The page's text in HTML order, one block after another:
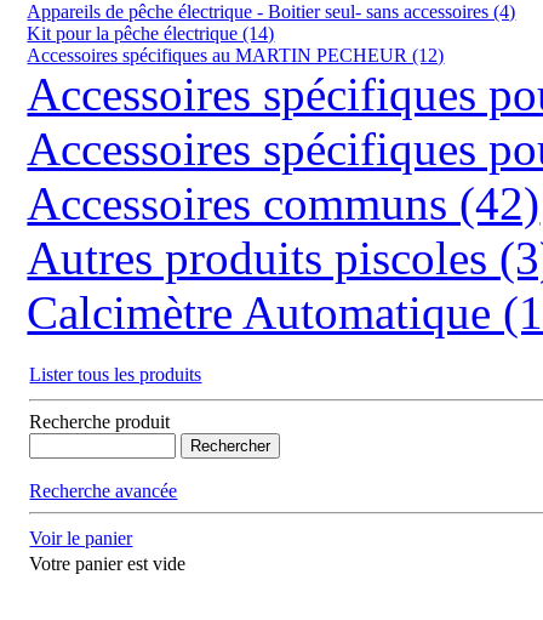
Appareils de pêche électrique - Boitier seul- sans accessoires (4)
Kit pour la pêche électrique (14)
Accessoires spécifiques au MARTIN PECHEUR (12)
Accessoires spécifiques
Accessoires spécifiques
Accessoires communs (42)
Autres produits piscoles
Calcimètre Automatique
Lister tous les produits
Recherche produit
Recherche avancée
Voir le panier
Votre panier est vide